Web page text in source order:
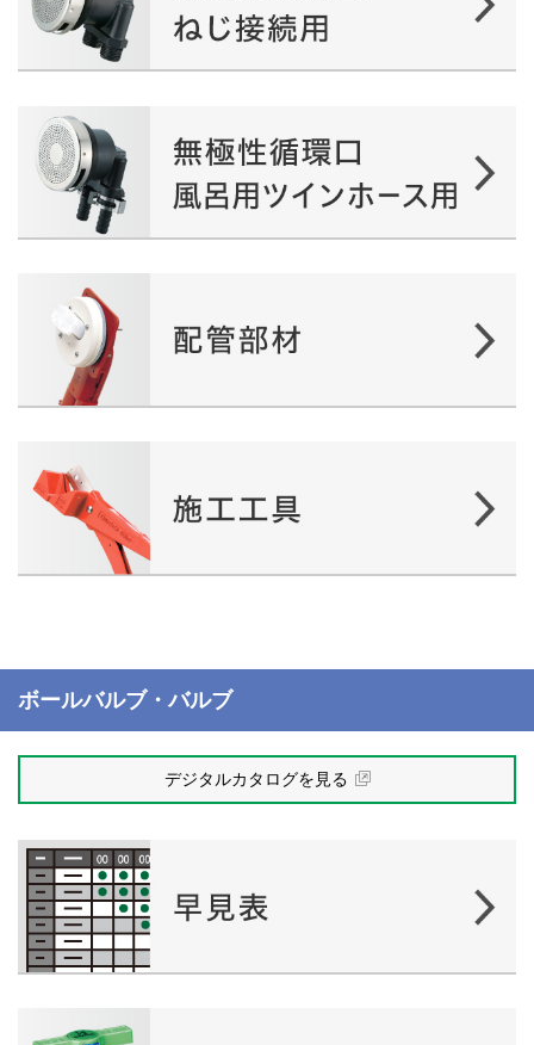
ボールバルブ・バルブ
デジタルカタログを見る